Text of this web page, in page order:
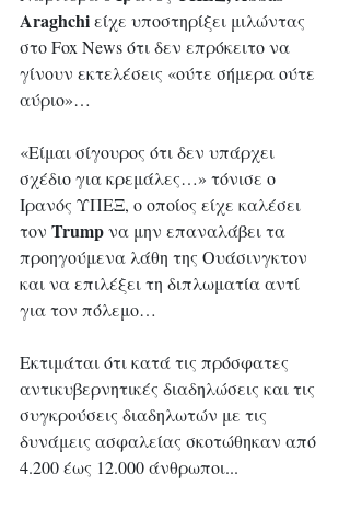
Araghchi είχε υποστηρίξει μιλώντας
στο Fox News ότι δεν επρόκειτο να
γίνουν εκτελέσεις «ούτε σήμερα ούτε
αύριο»…
«Είμαι σίγουρος ότι δεν υπάρχει
σχέδιο για κρεμάλες…» τόνισε ο
Ιρανός ΥΠΕΞ, ο οποίος είχε καλέσει
τον Trump να μην επαναλάβει τα
προηγούμενα λάθη της Ουάσινγκτον
και να επιλέξει τη διπλωματία αντί
για τον πόλεμο…
Εκτιμάται ότι κατά τις πρόσφατες
αντικυβερνητικές διαδηλώσεις και τις
συγκρούσεις διαδηλωτών με τις
δυνάμεις ασφαλείας σκοτώθηκαν από
4.200 έως 12.000 άνθρωποι...